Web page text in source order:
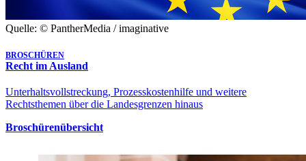
Quelle: © PantherMedia / imaginative
BROSCHÜREN
Recht im Ausland
Unterhaltsvollstreckung, Prozesskostenhilfe und weitere
Rechtsthemen über die Landesgrenzen hinaus
Broschürenübersicht